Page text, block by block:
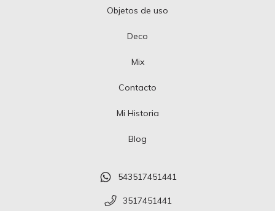
Objetos de uso
Deco
Mix
Contacto
Mi Historia
Blog
543517451441
3517451441